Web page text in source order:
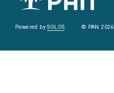
Powered bySOLOS © PAN 2026